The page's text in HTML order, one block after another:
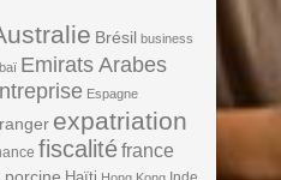
Brésil business
Emirats Arabes
Espagne
expatriation
fiscalitéfrance